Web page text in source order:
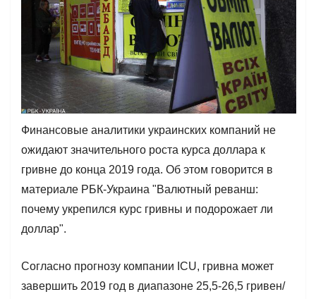
Финансовые аналитики украинских компаний не
ожидают значительного роста курса доллара к
гривне до конца 2019 года. Об этом говорится в
материале РБК-Украина "Валютный реванш:
почему укрепился курс гривны и подорожает ли
доллар".
Согласно прогнозу компании ICU, гривна может
завершить 2019 год в диапазоне 25,5-26,5 гривен/